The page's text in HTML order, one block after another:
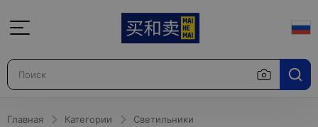
Главная Категории
Светильники